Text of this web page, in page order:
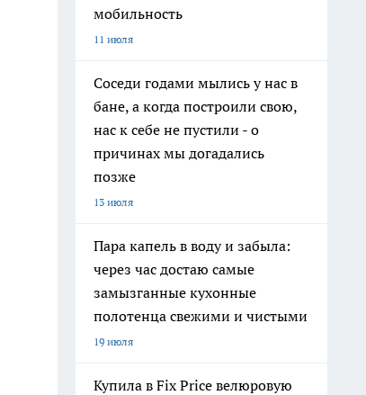
мобильность
11 июля
Соседи годами мылись у нас в
бане, а когда построили свою,
нас к себе не пустили - о
причинах мы догадались
позже
13 июля
Пара капель в воду и забыла:
через час достаю самые
замызганные кухонные
полотенца свежими и чистыми
19 июля
Купила в Fix Price велюровую